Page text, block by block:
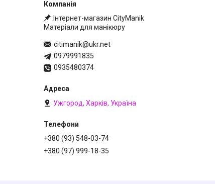
Інтернет-магазин CityManik
Матеріали для манікюру
citimanik@ukr.net
0979991835
0935480374
Ужгород, Харків, Україна
+380 (93) 548-03-74
+380 (97) 999-18-35